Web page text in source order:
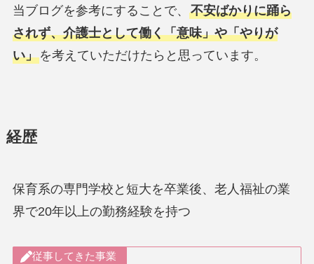
当ブログを参考にすることで、 不安ばかりに踊ら
されず、介護士として働く「意味」や「やりが
い」を考えていただけたらと思っています。
経歴
保育系の専門学校と短大を卒業後、老人福祉の業
界で20年以上の勤務経験を持つ
従事してきた事業